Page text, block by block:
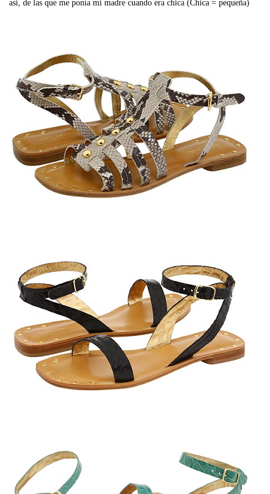
asi, de las que me ponía mi madre cuando era chica (Chica = pequeña)